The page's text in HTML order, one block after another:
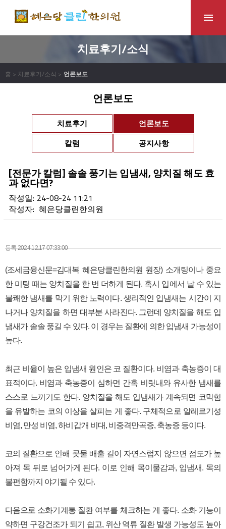
치료후기/소식
홈 > 치료후기/소식 > 언론보도
언론보도
치료후기
언론보도
칼럼
공지사항
[전문가 칼럼] 솔솔 풍기는 입냄새, 양치질 해도 효
과 없다면?
작성일: 24-08-24 11:21
작성자: 혜은당클린한의원
등록 2024.12.17 07:33:00
(조세금융신문=김대복 혜은당클린한의원 원장) 소개팅이나 중요
한 미팅 때는 양치질을 한 번 더하게 된다. 혹시 입에서 날 수 있는
불쾌한 냄새를 막기 위한 노력이다. 생리적인 입냄새는 시간이 지
나거나 양치질을 하면 대부분 사라진다. 그런데 양치질을 해도 입
냄새가 솔솔 풍길 수 있다. 이 경우는 질환에 의한 입냄새 가능성이
높다.
최근 비율이 높은 입냄새 원인은 코 질환이다. 비염과 축농증이 대
표적이다. 비염과 축농증이 심하면 간혹 비릿내와 유사한 냄새를
스스로 느끼기도 한다. 양치질을 해도 입냄새가 계속되면 코막힘
을 유발하는 코의 이상을 살피는 게 좋다. 구체적으로 알레르기성
비염, 만성 비염, 하비갑개 비대, 비중격만곡증, 축농증 등이다.
코의 질환으로 인해 콧물 배출 길이 자연스럽지 않으면 점도가 높
아져 목 뒤로 넘어가게 된다. 이로 인해 목이물감과, 입냄새. 목의
불편함까지 야기될 수 있다.
다음으로 소화기계통 질환 여부를 체크하는 게 좋다. 소화 기능이
약하면 구강건조가 되기 쉽고, 위산 역류 질환 발생 가능성도 높아